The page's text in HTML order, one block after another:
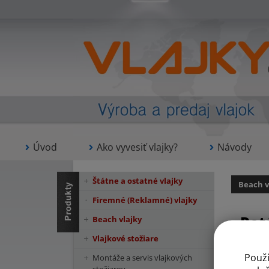
Úvod Ako vyvesiť vlajky? Návody
Beach
Štátne a ostatné vlajky
Firemné (Reklamné) vlajky
Beach vlajky
Vlajkové stožiare
Montáže a servis vlajkových